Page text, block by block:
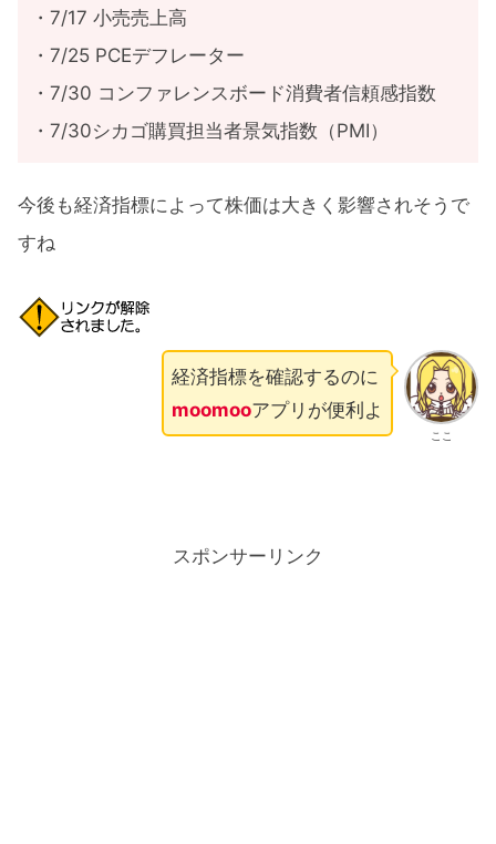
・7/17 小売売上高
・7/25 PCEデフレーター
・7/30 コンファレンスボード消費者信頼感指数
・7/30シカゴ購買担当者景気指数（PMI）
今後も経済指標によって株価は大きく影響されそうで
すね
ここ
経済指標を確認するのに
moomooアプリが便利よ
スポンサーリンク